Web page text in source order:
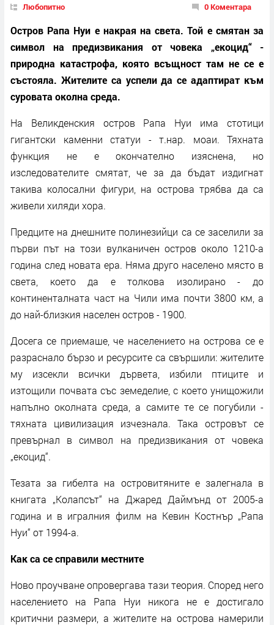
Любопитно 0 Коментара
Остров Рапа Нуи е накрая на света. Той е смятан за
символ на предизвикания от човека „екоцид“ -
природна катастрофа, която всъщност там не се е
състояла. Жителите са успели да се адаптират към
суровата околна среда.
На Великденския остров Рапа Нуи има стотици
гигантски каменни статуи - т.нар. моаи. Тяхната
функция не е окончателно изяснена, но
изследователите смятат, че за да бъдат издигнат
такива колосални фигури, на острова трябва да са
живели хиляди хора.
Предците на днешните полинезийци са се заселили за
първи път на този вулканичен остров около 1210-а
година след новата ера. Няма друго населено място в
света, което да е толкова изолирано - до
континенталната част на Чили има почти 3800 км, а
до най-близкия населен остров - 1900.
Досега се приемаше, че населението на острова се е
разраснало бързо и ресурсите са свършили: жителите
му изсекли всички дървета, избили птиците и
изтощили почвата със земеделие, с което унищожили
напълно околната среда, а самите те се погубили -
тяхната цивилизация изчезнала. Така островът се
превърнал в символ на предизвикания от човека
„екоцид“.
Тезата за гибелта на островитяните е залегнала в
книгата „Колапсът“ на Джаред Даймънд от 2005-а
година и в игралния филм на Кевин Костнър „Рапа
Нуи“ от 1994-а.
Как са се справили местните
Ново проучване опровергава тази теория. Според него
населението на Рапа Нуи никога не е достигало
критични размери, а жителите на острова намерили